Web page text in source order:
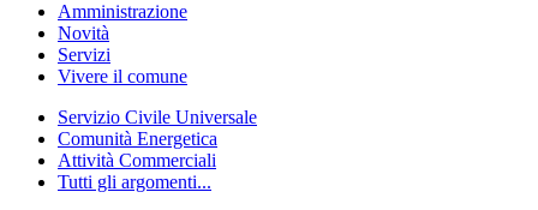
Amministrazione
Novità
Servizi
Vivere il comune
Servizio Civile Universale
Comunità Energetica
Attività Commerciali
Tutti gli argomenti...